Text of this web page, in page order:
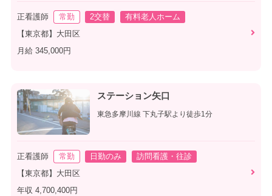
正看護師 常勤 2交替
有料老人ホーム
【東京都】大田区
月給 345,000円
ステーション矢口
東急多摩川線 下丸子駅より徒歩1分
正看護師 常勤 日勤のみ
訪問看護・往診
【東京都】大田区
年収 4,700,400円